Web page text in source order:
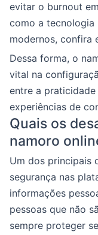
evitar o burnout
como a tecnologia
modernos, confira
Dessa forma, o
vital na
entre a praticidade
experiências de
Quais os
namoro
Um dos principais
segurança nas
informações
pessoas que não
sempre proteger